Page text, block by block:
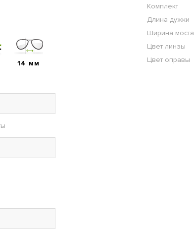
Комплект
Длина дужки
Ширина моста
Цвет линзы
Цвет оправы
14 мм